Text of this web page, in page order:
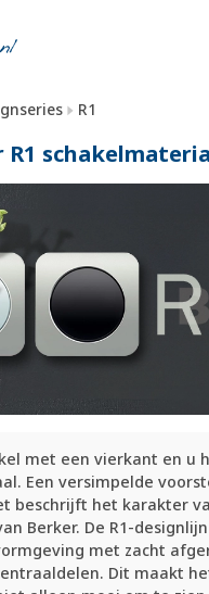
R1
R1
met een vierkant en u
Een versimpelde
beschrijft het karakter
Berker. De R1-
met zacht
Dit maakt